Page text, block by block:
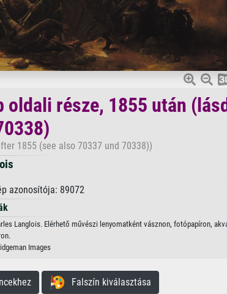
része, 1855 után
1855 (see also 70337 und 70338))
azonosítója: 89072
Langlois. Elérhető művészi lenyomatként vásznon, fotópapíron,
Images
Falszín kiválasztása